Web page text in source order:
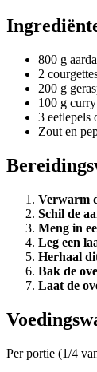
800 g
2
200 g
100 g
3 eetlepels
Zout en
Verwarm
Schil de
Meng in
Leg een
Herhaal
Bak de
Laat de
Per portie (1/4